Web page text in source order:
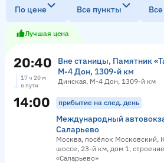
По цене Все пункты
Лучшая цена
20:40
Вне станицы, Памятник
М-4 Дон, 1309-й км
Динская, М-4 Дон, 1309-й км
17 ч 20 м
в пути
14:00 прибытие на след. день
Международный
Саларьево
Москва, посёлок Московский,
шоссе, 23-й км, дом 1,
«Саларьево»